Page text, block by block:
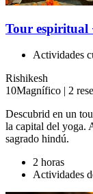
Tour espiritual
Actividades
Rishikesh
10Magnífico | 2
Descubrid en un
la capital del yoga.
sagrado hindú.
2 horas
Actividades